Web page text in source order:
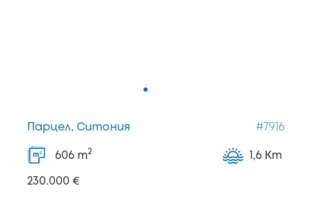
Парцел, Ситония #7916
m2 606 m2 1,6 Km
230.000 €